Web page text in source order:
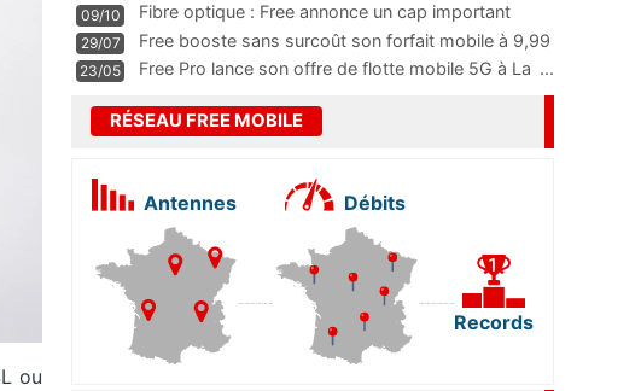
ou
09/10
Fibre optique : Free annonce un cap important
pass
...
29/07
Free booste sans surcoût son forfait mobile à 9,99
23/05 Free Pro lance son offre de flotte mobile 5G à La ...
RÉSEAU FREE MOBILE
Antennes Débits
Records